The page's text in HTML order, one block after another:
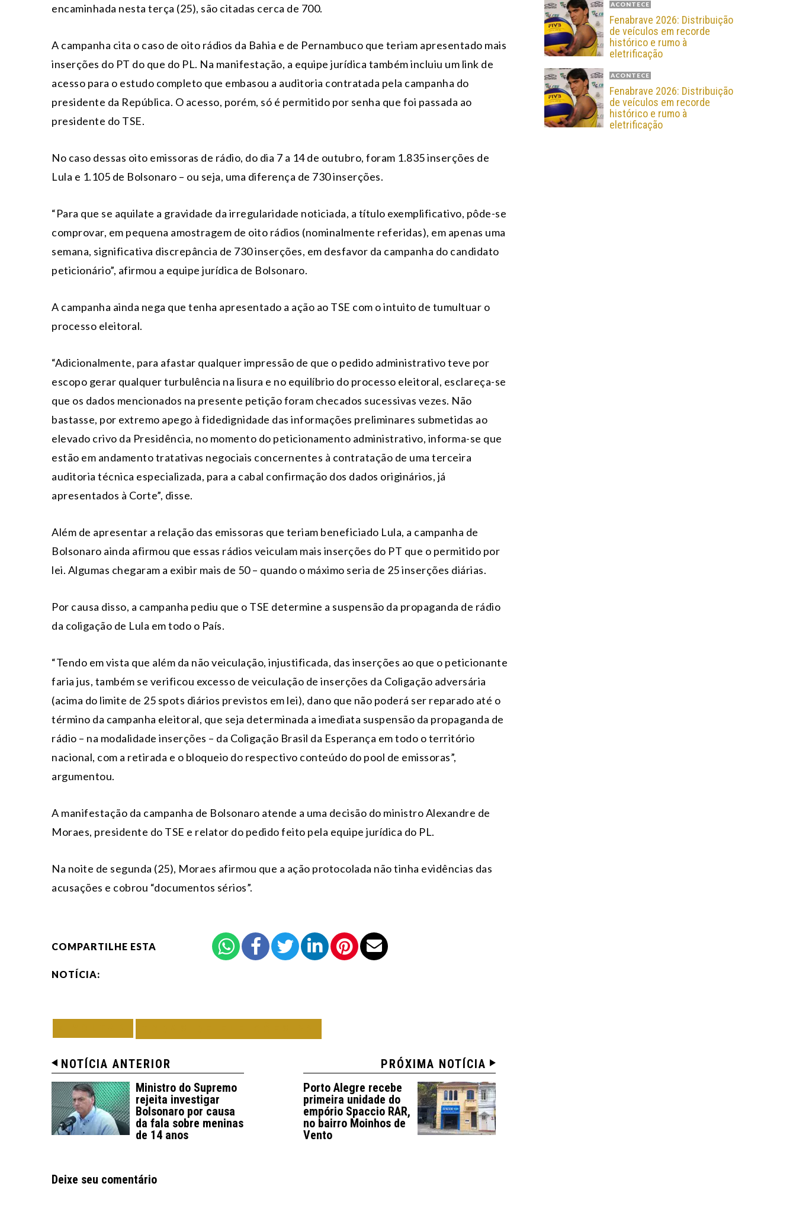
encaminhada nesta terça (25), são citadas cerca de 700.
A campanha cita o caso de oito rádios da Bahia e de Pernambuco que teriam apresentado mais
inserções do PT do que do PL. Na manifestação, a equipe jurídica também incluiu um link de
acesso para o estudo completo que embasou a auditoria contratada pela campanha do
presidente da República. O acesso, porém, só é permitido por senha que foi passada ao
presidente do TSE.
No caso dessas oito emissoras de rádio, do dia 7 a 14 de outubro, foram 1.835 inserções de
Lula e 1.105 de Bolsonaro – ou seja, uma diferença de 730 inserções.
“Para que se aquilate a gravidade da irregularidade noticiada, a título exemplificativo, pôde-se
comprovar, em pequena amostragem de oito rádios (nominalmente referidas), em apenas uma
semana, significativa discrepância de 730 inserções, em desfavor da campanha do candidato
peticionário”, afirmou a equipe jurídica de Bolsonaro.
A campanha ainda nega que tenha apresentado a ação ao TSE com o intuito de tumultuar o
processo eleitoral.
“Adicionalmente, para afastar qualquer impressão de que o pedido administrativo teve por
escopo gerar qualquer turbulência na lisura e no equilíbrio do processo eleitoral, esclareça-se
que os dados mencionados na presente petição foram checados sucessivas vezes. Não
bastasse, por extremo apego à fidedignidade das informações preliminares submetidas ao
elevado crivo da Presidência, no momento do peticionamento administrativo, informa-se que
estão em andamento tratativas negociais concernentes à contratação de uma terceira
auditoria técnica especializada, para a cabal confirmação dos dados originários, já
apresentados à Corte”, disse.
Além de apresentar a relação das emissoras que teriam beneficiado Lula, a campanha de
Bolsonaro ainda afirmou que essas rádios veiculam mais inserções do PT que o permitido por
lei. Algumas chegaram a exibir mais de 50 – quando o máximo seria de 25 inserções diárias.
Por causa disso, a campanha pediu que o TSE determine a suspensão da propaganda de rádio
da coligação de Lula em todo o País.
“Tendo em vista que além da não veiculação, injustificada, das inserções ao que o peticionante
faria jus, também se verificou excesso de veiculação de inserções da Coligação adversária
(acima do limite de 25 spots diários previstos em lei), dano que não poderá ser reparado até o
término da campanha eleitoral, que seja determinada a imediata suspensão da propaganda de
rádio – na modalidade inserções – da Coligação Brasil da Esperança em todo o território
nacional, com a retirada e o bloqueio do respectivo conteúdo do pool de emissoras”,
argumentou.
A manifestação da campanha de Bolsonaro atende a uma decisão do ministro Alexandre de
Moraes, presidente do TSE e relator do pedido feito pela equipe jurídica do PL.
Na noite de segunda (25), Moraes afirmou que a ação protocolada não tinha evidências das
acusações e cobrou “documentos sérios”.
COMPARTILHE ESTA
NOTÍCIA:
NOTÍCIA ANTERIOR
Ministro do Supremo
rejeita investigar
Bolsonaro por causa
da fala sobre meninas
de 14 anos
PRÓXIMA NOTÍCIA
Porto Alegre recebe
primeira unidade do
empório Spaccio RAR,
no bairro Moinhos de
Vento
Deixe seu comentário
ACONTECE
Fenabrave 2026: Distribuição
de veículos em recorde
histórico e rumo à
eletrificação
ACONTECE
Fenabrave 2026: Distribuição
de veículos em recorde
histórico e rumo à
eletrificação